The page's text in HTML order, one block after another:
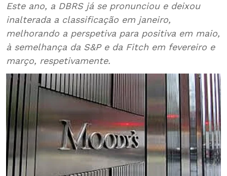
Este ano, a DBRS já se pronunciou e deixou
inalterada a classificação em janeiro,
melhorando a perspetiva para positiva em maio,
à semelhança da S&P e da Fitch em fevereiro e
março, respetivamente.